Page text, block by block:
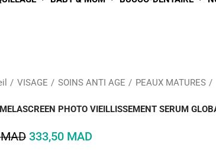
VISAGE SOINS ANTI AGE PEAUX MATURES
PHOTO VIEILLISSEMENT SERUM
333,50 MAD